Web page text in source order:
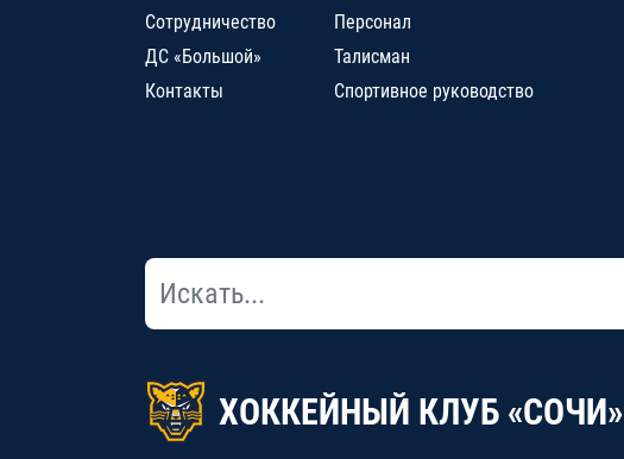
Сотрудничество
ДС «Большой»
Контакты
Персонал
Талисман
Спортивное руководство
ХОККЕЙНЫЙ КЛУБ «СОЧИ»